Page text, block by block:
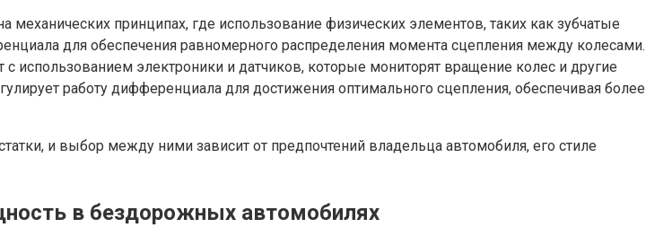
механических принципах, где использование физических элементов, таких как зубчатые
для обеспечения равномерного распределения момента сцепления между колесами.
использованием электроники и датчиков, которые мониторят вращение колес и другие
работу дифференциала для достижения оптимального сцепления, обеспечивая более
и выбор между ними зависит от предпочтений владельца автомобиля, его стиле
в бездорожных автомобилях